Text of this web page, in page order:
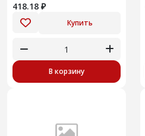
418.18 ₽
Купить
В корзину